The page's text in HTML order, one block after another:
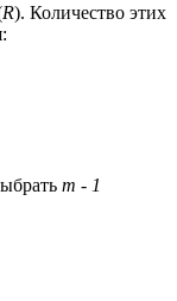
R). Количество этих
m - 1